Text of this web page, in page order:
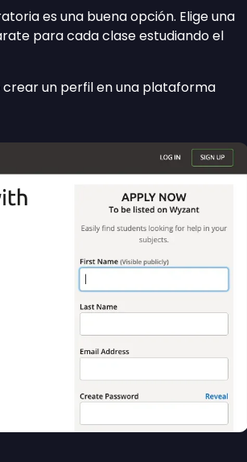
es una buena opción. Elige una
para cada clase estudiando el
crear un perfil en una plataforma